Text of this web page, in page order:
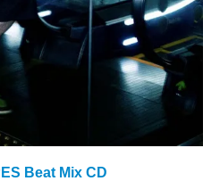
Beat Mix CD